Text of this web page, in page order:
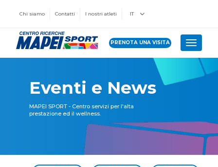
Chi siamo Contatti I nostri atleti IT
PRENOTA UNA VISITA Toggle
Eventi e News
MAPEI SPORT - Centro servizi per l'alta
prestazione ed il wellness.